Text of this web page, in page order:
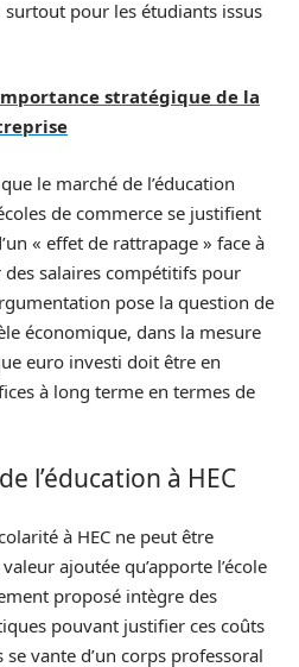
surtout pour les étudiants issus
stratégique de la
le marché de l’éducation
de commerce se justifient
« effet de rattrapage » face à
salaires compétitifs pour
pose la question de
économique, dans la mesure
euro investi doit être en
à long terme en termes de
l’éducation à HEC
à HEC ne peut être
ajoutée qu’apporte l’école
proposé intègre des
pouvant justifier ces coûts
se vante d’un corps professoral